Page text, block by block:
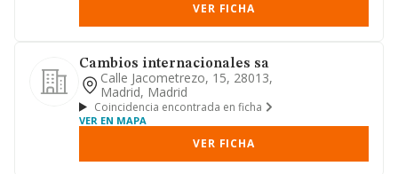
VER FICHA
Cambios internacionales sa
Calle Jacometrezo, 15, 28013,
Madrid, Madrid
Coincidencia encontrada en ficha
VER EN MAPA
VER FICHA